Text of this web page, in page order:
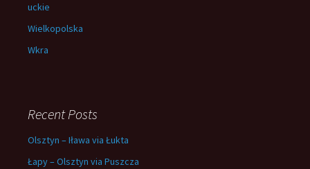
uckie
Wielkopolska
Wkra
Recent Posts
Olsztyn – Iława via Łukta
Łapy – Olsztyn via Puszcza